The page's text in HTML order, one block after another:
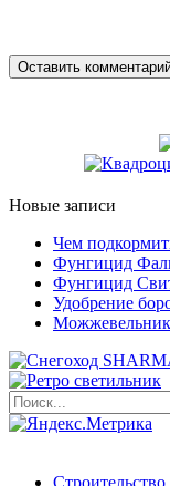
Новые записи
Чем
Фунгицид
Фунгицид
Удобрение
Можжевельник
Строительство